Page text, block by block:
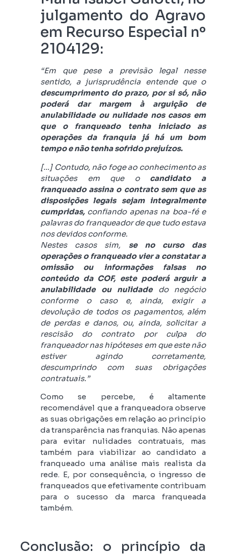
julgamento do Agravo
em Recurso Especial nº
2104129:
“Em que pese a previsão legal nesse
sentido, a jurisprudência entende que o
descumprimento do prazo, por si só, não
poderá dar margem à arguição de
anulabilidade ou nulidade nos casos em
que o franqueado tenha iniciado as
operações da franquia já há um bom
tempo e não tenha sofrido prejuízos.
[…] Contudo, não foge ao conhecimento as
situações em que o candidato a
franqueado assina o contrato sem que as
disposições legais sejam integralmente
cumpridas, confiando apenas na boa-fé e
palavras do franqueador de que tudo estava
nos devidos conforme.
Nestes casos sim, se no curso das
operações o franqueado vier a constatar a
omissão ou informações falsas no
conteúdo da COF, este poderá arguir a
anulabilidade ou nulidade do negócio
conforme o caso e, ainda, exigir a
devolução de todos os pagamentos, além
de perdas e danos, ou, ainda, solicitar a
rescisão do contrato por culpa do
franqueador nas hipóteses em que este não
estiver agindo corretamente,
descumprindo com suas obrigações
contratuais.”
Como se percebe, é altamente
recomendável que a franqueadora observe
as suas obrigações em relação ao princípio
da transparência nas franquias. Não apenas
para evitar nulidades contratuais, mas
também para viabilizar ao candidato a
franqueado uma análise mais realista da
rede. E, por consequência, o ingresso de
franqueados que efetivamente contribuam
para o sucesso da marca franqueada
também.
Conclusão: o princípio da